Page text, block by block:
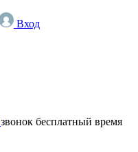
Вход
звонок бесплатный время